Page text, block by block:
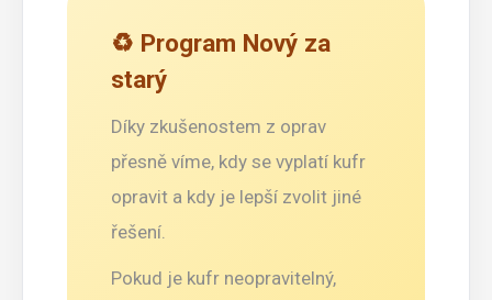
♻️ Program Nový za
starý
Díky zkušenostem z oprav
přesně víme, kdy se vyplatí kufr
opravit a kdy je lepší zvolit jiné
řešení.
Pokud je kufr neopravitelný,